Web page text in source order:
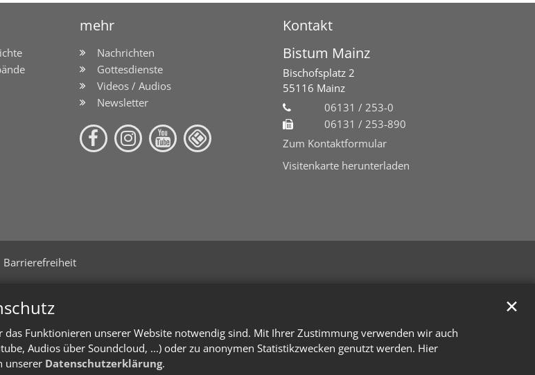
Funktionieren unserer Website notwendig sind. Mit Ihrer Zustimmung verwenden wir auch
Audios über Soundcloud, ...) oder zu anonymen Statistikzwecken genutzt werden. Hier
unserer Datenschutzerklärung.
✕
mehr Kontakt
Nachrichten
Gottesdienste
Videos / Audios
Newsletter
Bistum Mainz
Bischofsplatz 2
55116 Mainz
06131 / 253-0
06131 / 253-890
Zum Kontaktformular
Visitenkarte herunterladen
Barrierefreiheit